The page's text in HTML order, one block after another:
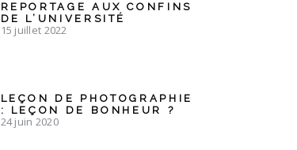
REPORTAGE AUX CONFINS
DE L’UNIVERSITÉ
15 juillet 2022
LEÇON DE PHOTOGRAPHIE
: LEÇON DE BONHEUR ?
24 juin 2020